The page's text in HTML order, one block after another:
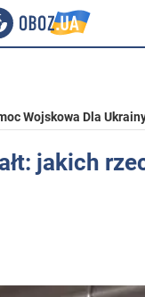
Wojskowa Dla
jakich